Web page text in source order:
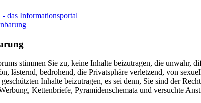
das Informationsportal
stimmen Sie zu, keine Inhalte beizutragen, die unwahr,
lästernd, bedrohend, die Privatsphäre verletzend, von
Inhalte beizutragen, es sei denn, Sie sind der
Kettenbriefe, Pyramidenschemata und versuchte